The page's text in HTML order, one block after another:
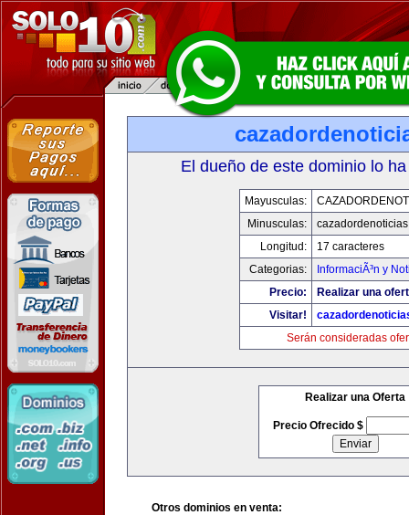
El dueño de este dominio lo
Mayusculas:
Minusculas:
Longitud:
17 caracteres
Categorias:
InformaciÃ³n y
Precio:
Realizar una
Visitar!
Serán consideradas
Realizar una Oferta
Precio Ofrecido $
Otros dominios en venta: